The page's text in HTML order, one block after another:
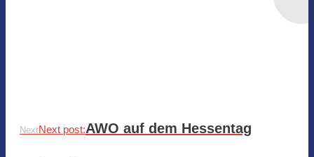
NextNext post:AWO auf dem Hessentag